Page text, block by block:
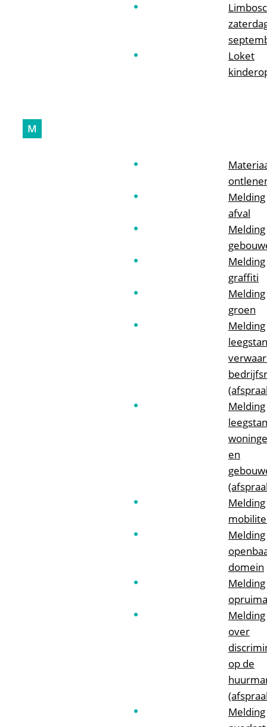
Loket
M
Melding
afval
Melding
Melding
graffiti
Melding
groen
Melding
Melding
en
Melding
Melding
domein
Melding
Melding
over
op de
Melding